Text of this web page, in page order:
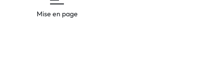
Mise en page